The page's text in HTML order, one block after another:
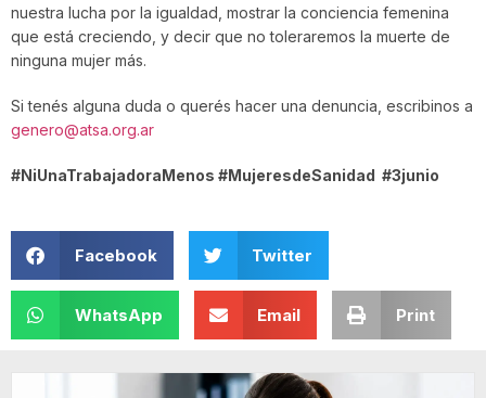
nuestra lucha por la igualdad, mostrar la conciencia femenina
que está creciendo, y decir que no toleraremos la muerte de
ninguna mujer más.
Si tenés alguna duda o querés hacer una denuncia, escribinos a
genero@atsa.org.ar
#NiUnaTrabajadoraMenos #MujeresdeSanidad #3junio
Facebook Twitter
WhatsApp Email Print